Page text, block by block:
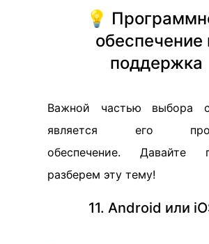
💡
обеспечение
поддержка
Важной частью выбора
является его
обеспечение. Давайте
разберем эту тему!
11. Android или